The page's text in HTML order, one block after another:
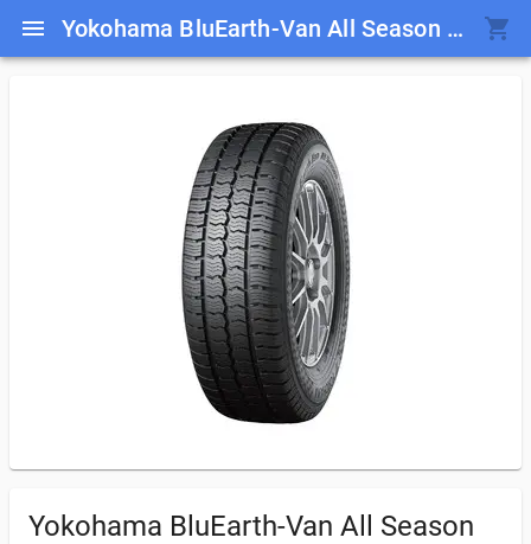
Yokohama BluEarth-Van All Season RY61
Yokohama BluEarth-Van All Season